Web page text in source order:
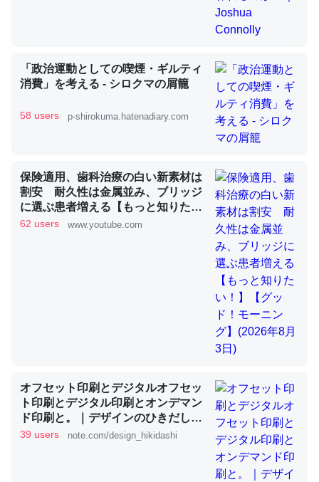
昆虫ってカルシウム少ないのか。知らんかった。調べたら
コオロギのカルシウム分はエビの600分の1程度。
─ニュース :: 【研究発表】昆虫学の大問題＝「昆虫はなぜ海にいな
いのか」に関する新仮説
論文では「淡水はカルシウムも酸素も不足してて両方に不
利だから両方が拮抗してるのでは」とあって面白い。海に
いる鋏角類（カブトガニ・ウミグモ）はカルシウムを使わ
ずキチンを強化してる筈だが、酵素が違うのか？
─ニュース :: 【研究発表】昆虫学の大問題＝「昆虫はなぜ海にいな
類は苦労してるんだな…。腹足類だと殻を無くしてナメク
ジになったり努力してるし。
─ニュース :: 【研究発表】昆虫学の大問題＝「昆虫はなぜ海にいな
「政治運動としての喫煙・ギルティ
消費」を考える - シロクマの屑籠
58 users p-shirokuma.hatenadiary.com
保険適用、歯科治療の白い新素材は
割安 耐久性は金属並み、ブリッジ
に選ぶ患者増える【もっと知りた
い！】【グッド！モーニング】
62 users www.youtube.com
オフセット印刷とデジタルオフセッ
ト印刷とデジタル印刷とオンデマン
ド印刷と。｜デザインのひきだし
津田淳子
39 users note.com/design_hikidashi